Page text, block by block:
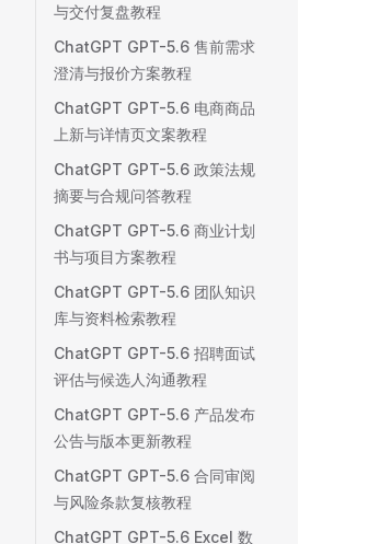
与交付复盘教程
ChatGPT GPT-5.6 售前需求
澄清与报价方案教程
ChatGPT GPT-5.6 电商商品
上新与详情页文案教程
ChatGPT GPT-5.6 政策法规
摘要与合规问答教程
ChatGPT GPT-5.6 商业计划
书与项目方案教程
ChatGPT GPT-5.6 团队知识
库与资料检索教程
ChatGPT GPT-5.6 招聘面试
评估与候选人沟通教程
ChatGPT GPT-5.6 产品发布
公告与版本更新教程
ChatGPT GPT-5.6 合同审阅
与风险条款复核教程
ChatGPT GPT-5.6 Excel 数